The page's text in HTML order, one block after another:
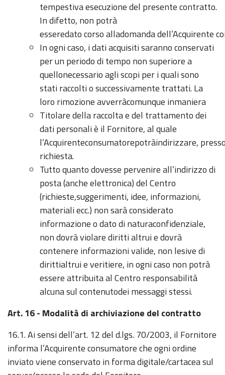
tempestiva esecuzione del presente contratto.
In difetto, non potrà
esseredato corso alladomanda dell’Acquirente
In ogni caso, i dati acquisiti saranno conservati
per un periodo di tempo non superiore a
quellonecessario agli scopi per i quali sono
stati raccolti o successivamente trattati. La
loro rimozione avverràcomunque inmaniera
Titolare della raccolta e del trattamento dei
dati personali è il Fornitore, al quale
l’Acquirenteconsumatorepotràindirizzare,
richiesta.
Tutto quanto dovesse pervenire all’indirizzo di
posta (anche elettronica) del Centro
(richieste,suggerimenti, idee, informazioni,
materiali ecc.) non sarà considerato
informazione o dato di naturaconfidenziale,
non dovrà violare diritti altrui e dovrà
contenere informazioni valide, non lesive di
dirittialtrui e veritiere, in ogni caso non potrà
essere attribuita al Centro responsabilità
alcuna sul contenutodei messaggi stessi.
Art. 16 - Modalità di archiviazione del contratto
16.1. Ai sensi dell’art. 12 del d.lgs. 70/2003, il Fornitore
informa l’Acquirente consumatore che ogni ordine
inviato viene conservato in forma digitale/cartacea sul